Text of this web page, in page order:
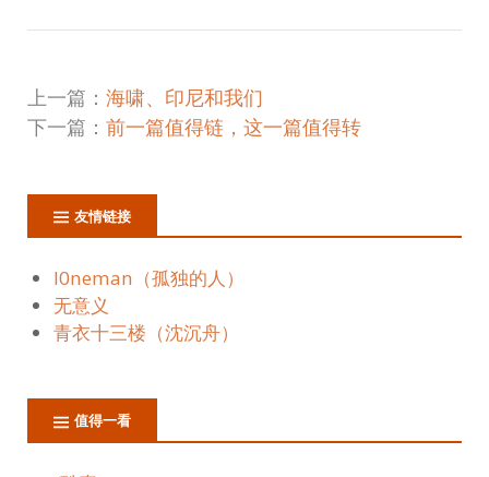
上一篇： 海啸、印尼和我们
下一篇： 前一篇值得链，这一篇值得转
友情链接
l0neman（孤独的人）
无意义
青衣十三楼（沈沉舟）
值得一看